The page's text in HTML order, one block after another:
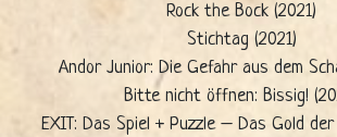
Rock the Bock (2021)
Stichtag (2021)
Andor Junior: Die Gefahr aus dem
Bitte nicht öffnen: Bissig!
EXIT: Das Spiel + Puzzle – Das Gold